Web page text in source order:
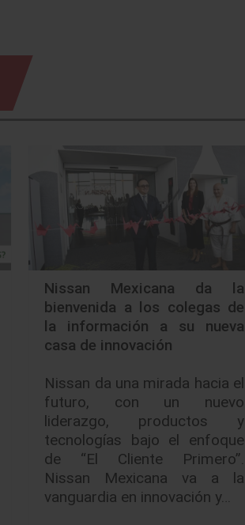
Nissan Mexicana da la
bienvenida a los colegas de
la información a su nueva
casa de innovación
Nissan da una mirada hacia el
futuro, con un nuevo
liderazgo, productos y
tecnologías bajo el enfoque
de “El Cliente Primero”.
Nissan Mexicana va a la
vanguardia en innovación y…